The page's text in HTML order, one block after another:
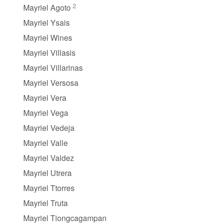
Mayriel Agoto 2
Mayriel Ysais
Mayriel Wines
Mayriel Villasis
Mayriel Villarinas
Mayriel Versosa
Mayriel Vera
Mayriel Vega
Mayriel Vedeja
Mayriel Valle
Mayriel Valdez
Mayriel Utrera
Mayriel Ttorres
Mayriel Truta
Mayriel Tiongcagampan